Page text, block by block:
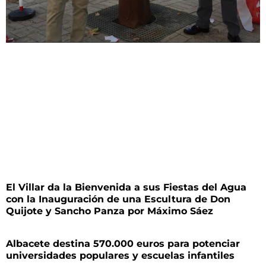
El Villar da la Bienvenida a sus Fiestas del Agua
con la Inauguración de una Escultura de Don
Quijote y Sancho Panza por Máximo Sáez
Albacete destina 570.000 euros para potenciar
universidades populares y escuelas infantiles